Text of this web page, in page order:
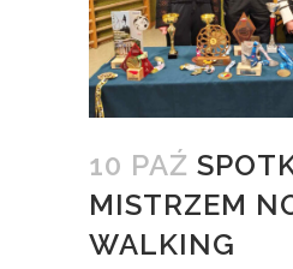
10 PAŹ
MISTRZEM
WALKING